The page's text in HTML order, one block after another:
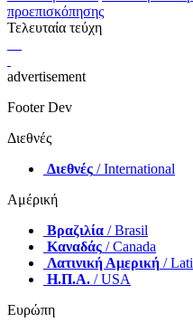
προεπισκόπησης
Τελευταία τεύχη
advertisement
Footer Dev
Διεθνές
Διεθνές / International
Αμέρική
Βραζιλία / Brasil
Καναδάς / Canada
Λατινική Αμερική /
Η.Π.Α. / USA
Ευρώπη